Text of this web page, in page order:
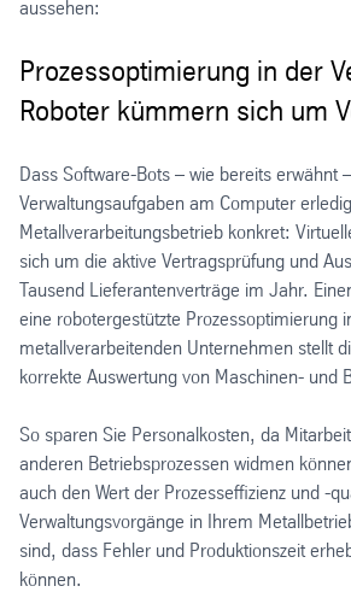
aussehen:
Prozessoptimierung in der
Roboter kümmern sich
Dass Software-Bots – wie bereits erwähnt
Verwaltungsaufgaben am Computer
Metallverarbeitungsbetrieb konkret:
sich um die aktive Vertragsprüfung und
Tausend Lieferantenverträge im Jahr.
eine robotergestützte Prozessoptimierung
metallverarbeitenden Unternehmen stellt
korrekte Auswertung von Maschinen- und
So sparen Sie Personalkosten, da
anderen Betriebsprozessen widmen
auch den Wert der Prozesseffizienz und -
Verwaltungsvorgänge in Ihrem
sind, dass Fehler und Produktionszeit
können.